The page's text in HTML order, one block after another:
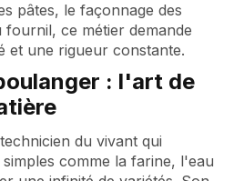
pâtes, le façonnage des
fournil, ce métier demande
et une rigueur constante.
: l'art de
du vivant qui
comme la farine, l'eau